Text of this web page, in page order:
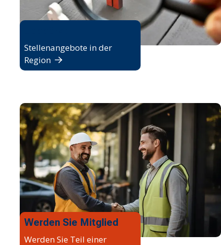
Stellenangebote in der
Region
Werden Sie Mitglied
Werden Sie Teil einer